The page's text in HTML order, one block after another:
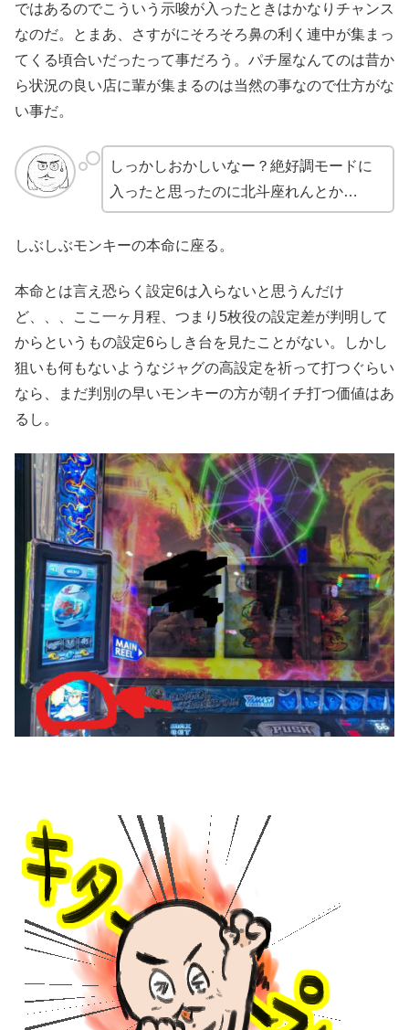
ではあるのでこういう示唆が入ったときはかなりチャンス
なのだ。とまあ、さすがにそろそろ鼻の利く連中が集まっ
てくる頃合いだったって事だろう。パチ屋なんてのは昔か
ら状況の良い店に輩が集まるのは当然の事なので仕方がな
い事だ。
しっかしおかしいなー？絶好調モードに
入ったと思ったのに北斗座れんとか…
しぶしぶモンキーの本命に座る。
本命とは言え恐らく設定6は入らないと思うんだけ
ど、、、ここ一ヶ月程、つまり5枚役の設定差が判明して
からというもの設定6らしき台を見たことがない。しかし
狙いも何もないようなジャグの高設定を祈って打つぐらい
なら、まだ判別の早いモンキーの方が朝イチ打つ価値はあ
るし。